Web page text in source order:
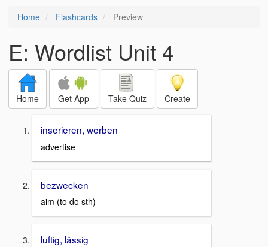
Home Flashcards Preview
E: Wordlist Unit 4
Home Get App Take Quiz Create
inserieren, werben
advertise
bezwecken
aim (to do sth)
luftig, lässig